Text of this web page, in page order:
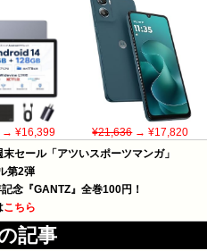
¥16,399 ¥21,636→ ¥17,820
セール「アツいスポーツマンガ」
第2弾
念『GANTZ』全巻100円！
こちら
記事